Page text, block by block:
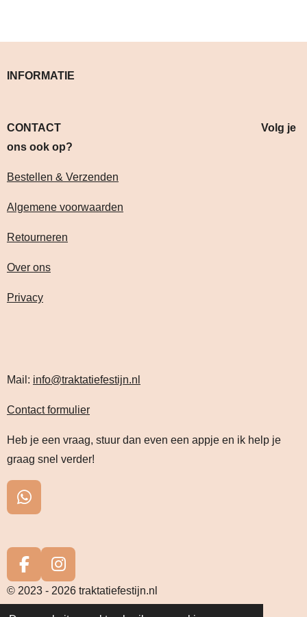
INFORMATIE
CONTACT Volg je
ons ook op?
Bestellen & Verzenden
Algemene voorwaarden
Retourneren
Over ons
Privacy
Mail: info@traktatiefestijn.nl
Contact formulier
Heb je een vraag, stuur dan even een appje en ik help je
graag snel verder!
W
t
s
A
p
F
a
c
I
n
s
© 2023 - 2026 traktatiefestijn.nl